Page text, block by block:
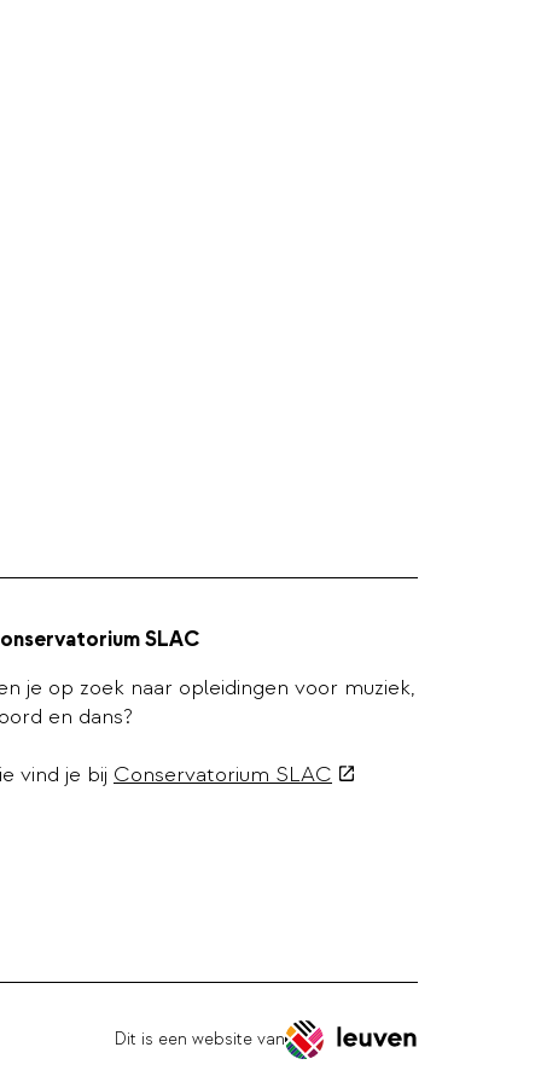
SLAC
je op zoek naar opleidingen voor muziek,
en dans?
vind je bij Conservatorium SLAC (externe
Dit is een website van